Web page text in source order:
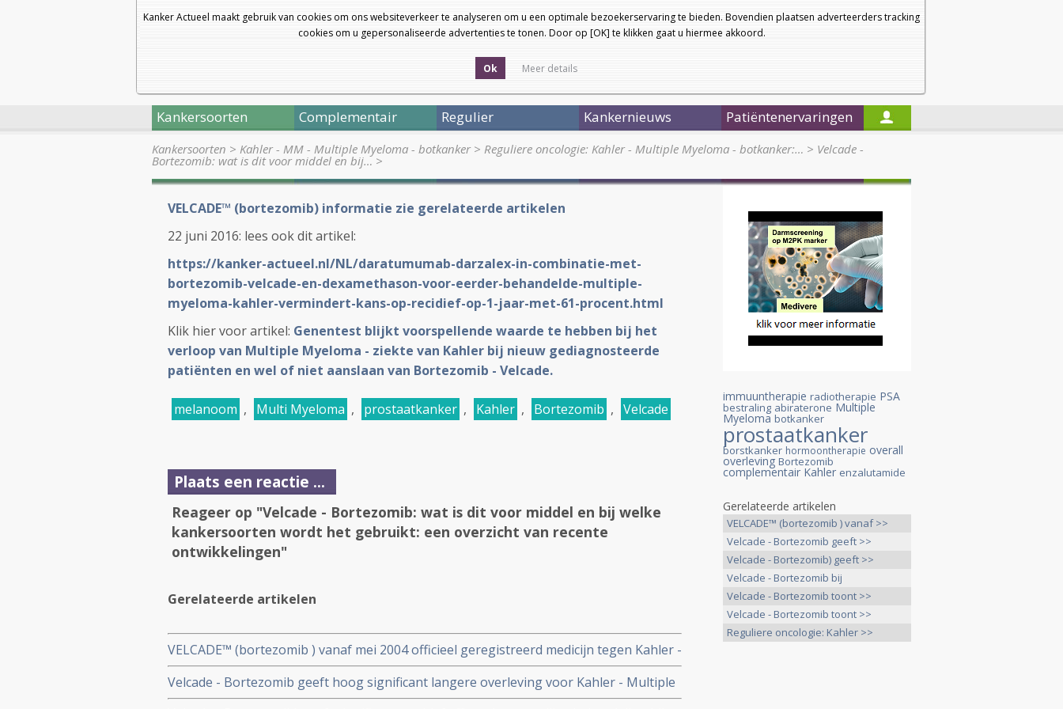
Kanker Actueel maakt gebruik van cookies om ons websiteverkeer te analyseren om u een optimale bezoekerservaring te bieden. Bovendien plaatsen adverteerders tracking
cookies om u gepersonaliseerde advertenties te tonen. Door op [OK] te klikken gaat u hiermee akkoord.
Ok Meer details
a
a
Nieuwsbrief
Startpagina
Kankersoorten Complementair Regulier Kankernieuws Patiëntenervaringen
Kankersoorten > Kahler - MM - Multiple Myeloma - botkanker> Reguliere oncologie: Kahler - Multiple Myeloma - botkanker:… > Velcade -
Bortezomib: wat is dit voor middel en bij… >
VELCADE™ (bortezomib) informatie zie gerelateerde artikelen
22 juni 2016: lees ook dit artikel:
https://kanker-actueel.nl/NL/daratumumab-darzalex-in-combinatie-met-
bortezomib-velcade-en-dexamethason-voor-eerder-behandelde-multiple-
myeloma-kahler-vermindert-kans-op-recidief-op-1-jaar-met-61-procent.html
Klik hier voor artikel: Genentest blijkt voorspellende waarde te hebben bij het
verloop van Multiple Myeloma - ziekte van Kahler bij nieuw gediagnosteerde
patiënten en wel of niet aanslaan van Bortezomib - Velcade.
melanoom , Multi Myeloma , prostaatkanker , Kahler , Bortezomib , Velcade
Plaats een reactie ...
Reageer op "Velcade - Bortezomib: wat is dit voor middel en bij welke
kankersoorten wordt het gebruikt: een overzicht van recente
ontwikkelingen"
Gerelateerde artikelen
VELCADE™ (bortezomib ) vanaf mei 2004 officieel geregistreerd medicijn tegen Kahler -
Multiple Myeloma in Europa waaronder Nederland.
Velcade - Bortezomib geeft hoog significant langere overleving voor Kahler - Multiple
Myeloma
immuuntherapie radiotherapie PSA
bestraling abiraterone Multiple
Myeloma botkanker
prostaatkanker
borstkanker hormoontherapie overall
overleving Bortezomib
complementair Kahler enzalutamide
Gerelateerde artikelen
VELCADE™ (bortezomib ) vanaf >>
Velcade - Bortezomib geeft >>
Velcade - Bortezomib) geeft >>
Velcade - Bortezomib bij
prostaatkankerpatiënten >>
Velcade - Bortezomib toont >>
Velcade - Bortezomib toont >>
Reguliere oncologie: Kahler >>